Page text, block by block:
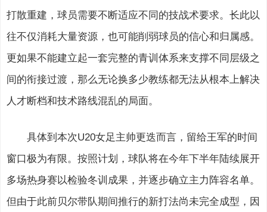
打散重建，球员需要不断适应不同的技战术要求。长此以
往不仅消耗大量资源，也可能削弱球员的信心和归属感。
更如果不能建立起一套完整的青训体系来支撑不同层级之
间的衔接过渡，那么无论换多少教练都无法从根本上解决
人才断档和技术路线混乱的局面。
具体到本次U20女足主帅更迭而言，留给王军的时间
窗口极为有限。按照计划，球队将在今年下半年陆续展开
多场热身赛以检验冬训成果，并逐步确立主力阵容名单。
但由于此前贝尔带队期间推行的新打法尚未完全成型，因